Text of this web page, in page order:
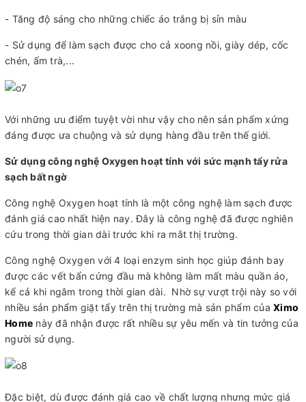
- Tăng độ sáng cho những chiếc áo trắng bị sỉn màu
- Sử dụng để làm sạch được cho cả xoong nồi, giày dép, cốc
chén, ấm trà,...
Với những ưu điểm tuyệt vời như vậy cho nên sản phẩm xứng
đáng được ưa chuộng và sử dụng hàng đầu trên thế giới.
Sử dụng công nghệ Oxygen hoạt tính với sức mạnh tẩy rửa
sạch bất ngờ
Công nghệ Oxygen hoạt tính là một công nghệ làm sạch được
đánh giá cao nhất hiện nay. Đây là công nghệ đã được nghiên
cứu trong thời gian dài trước khi ra mắt thị trường.
Công nghệ Oxygen với 4 loại enzym sinh học giúp đánh bay
được các vết bẩn cứng đầu mà không làm mất màu quần áo,
kể cả khi ngâm trong thời gian dài. Nhờ sự vượt trội này so với
nhiều sản phẩm giặt tẩy trên thị trường mà sản phẩm của Ximo
Home này đã nhận được rất nhiều sự yêu mến và tin tưởng của
người sử dụng.
Đặc biệt, dù được đánh giá cao về chất lượng nhưng mức giá